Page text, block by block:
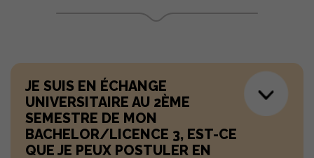
JE SUIS EN ÉCHANGE
UNIVERSITAIRE AU 2ÈME
SEMESTRE DE MON
BACHELOR/LICENCE 3, EST-CE
QUE JE PEUX POSTULER EN